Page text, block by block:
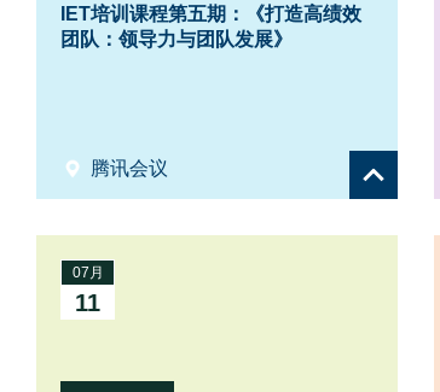
IET培训课程第五期：《打造高绩效
团队：领导力与团队发展》
腾讯会议
07月
11